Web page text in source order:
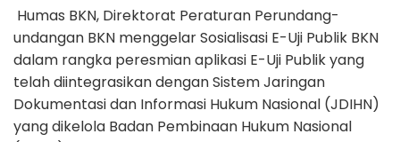
Humas BKN, Direktorat Peraturan Perundang-
undangan BKN menggelar Sosialisasi E-Uji Publik BKN
dalam rangka peresmian aplikasi E-Uji Publik yang
telah diintegrasikan dengan Sistem Jaringan
Dokumentasi dan Informasi Hukum Nasional (JDIHN)
yang dikelola Badan Pembinaan Hukum Nasional